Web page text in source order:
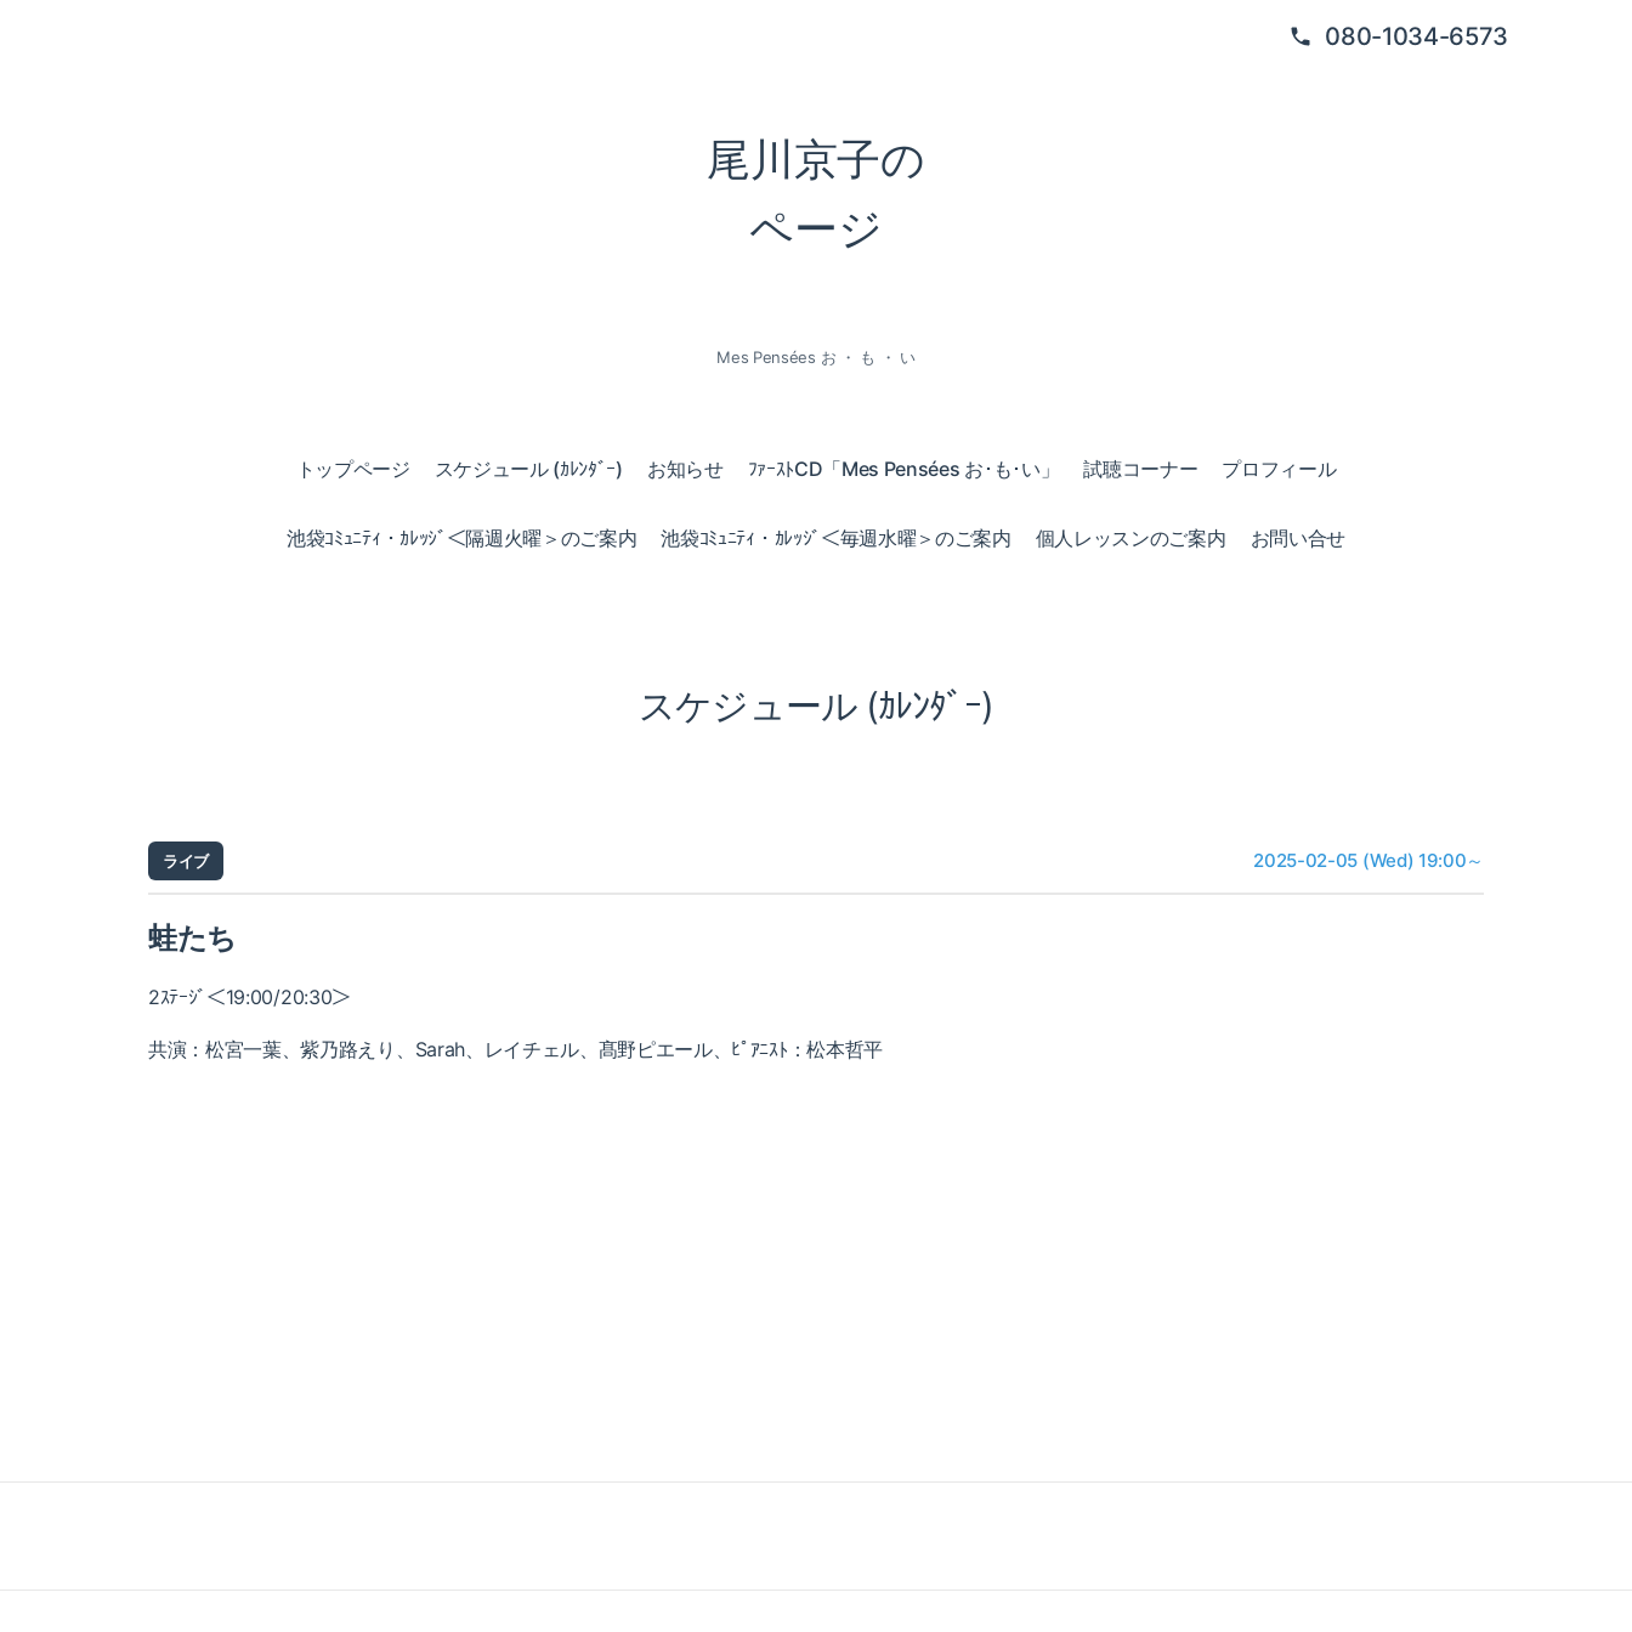
080-1034-6573
尾川京子の
ページ
Mes Pensées お ・ も ・ い
トップページ スケジュール (ｶﾚﾝﾀﾞｰ) お知らせ ﾌｧｰｽﾄCD「Mes Pensées お･も･い」 試聴コーナー プロフィール
池袋ｺﾐｭﾆﾃｨ・ｶﾚｯｼﾞ＜隔週火曜＞のご案内 池袋ｺﾐｭﾆﾃｨ・ｶﾚｯｼﾞ＜毎週水曜＞のご案内 個人レッスンのご案内 お問い合せ
スケジュール (ｶﾚﾝﾀﾞｰ)
ライブ 2025-02-05 (Wed) 19:00～
蛙たち
2ｽﾃｰｼﾞ＜19:00/20:30＞
共演：松宮一葉、紫乃路えり、Sarah、レイチェル、髙野ピエール、ﾋﾟｱﾆｽﾄ：松本哲平